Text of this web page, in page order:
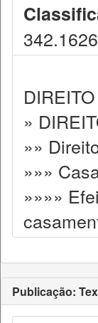
342.1626
»
»»
»»»
»»»»
Publicação: